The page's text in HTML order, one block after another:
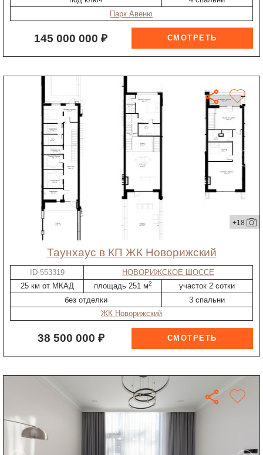
Парк Авеню
145 000 000 ₽
+18
таунхаус в КП ЖК Новорижский
ID-553319
НОВОРИЖСКОЕ ШОССЕ
25 км от МКАД
площадь 251 м2
участок 2 сотки
без отделки
3 спальни
ЖК Новорижский
38 500 000 ₽